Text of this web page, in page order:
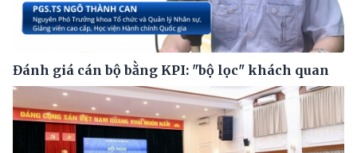
Đánh giá cán bộ bằng KPI: "bộ lọc" khách quan